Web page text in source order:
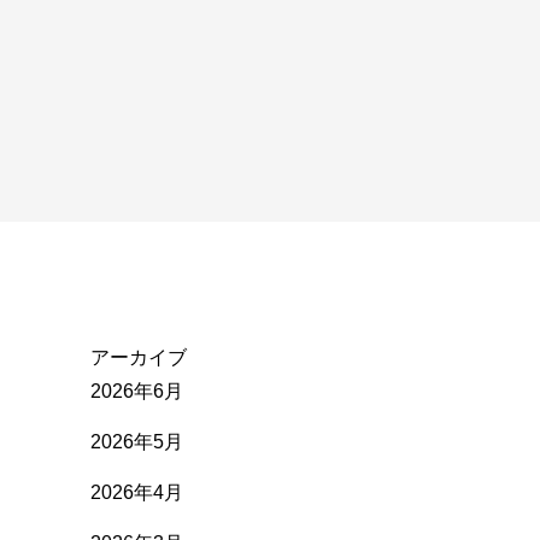
アーカイブ
2026年6月
2026年5月
2026年4月